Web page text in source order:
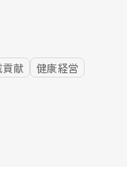
献
健康経営